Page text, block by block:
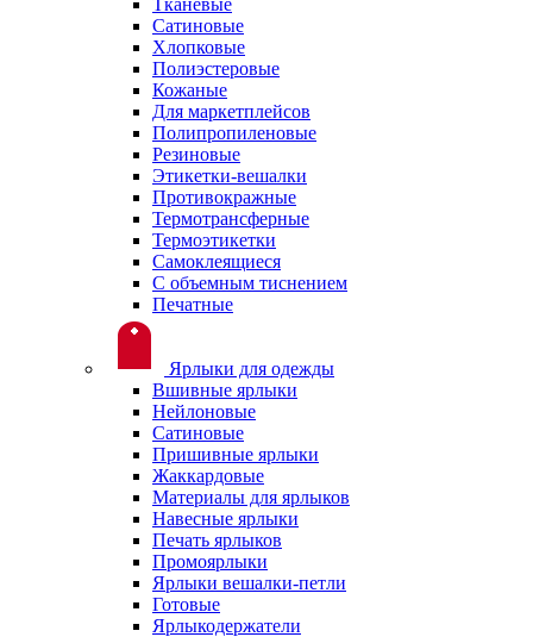
Сатиновые
Хлопковые
Полиэстеровые
Кожаные
Для маркетплейсов
Полипропиленовые
Резиновые
Этикетки-вешалки
Противокражные
Термотрансферные
Термоэтикетки
Самоклеящиеся
С объемным тиснением
Печатные
Ярлыки для одежды
Вшивные ярлыки
Нейлоновые
Сатиновые
Пришивные ярлыки
Жаккардовые
Материалы для ярлыков
Навесные ярлыки
Печать ярлыков
Промоярлыки
Ярлыки вешалки-петли
Готовые
Ярлыкодержатели